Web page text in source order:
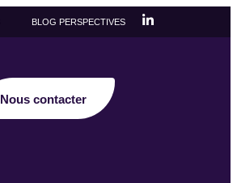
BLOG PERSPECTIVES
Nous contacter